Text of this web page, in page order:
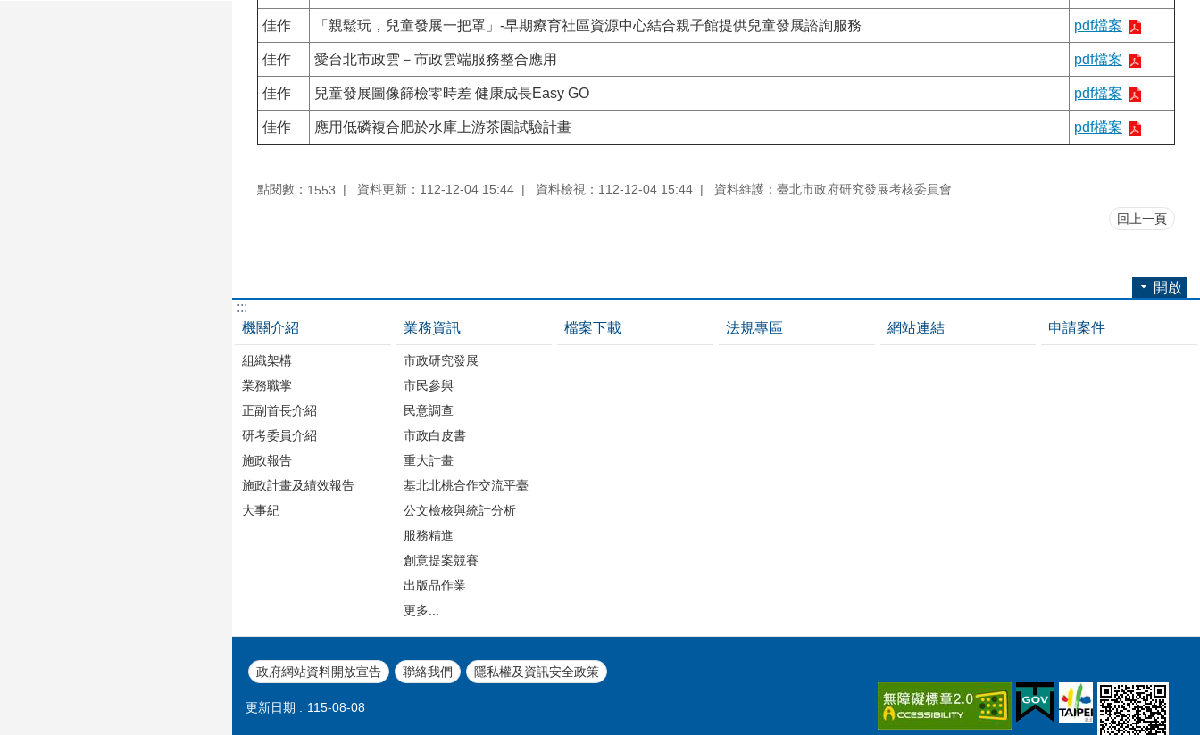
佳作 「親鬆玩，兒童發展一把罩」-早期療育社區資源中心結合親子館提供兒童發展諮詢服務 pdf檔案
佳作 愛台北市政雲－市政雲端服務整合應用 pdf檔案
佳作 兒童發展圖像篩檢零時差 健康成長Easy GO pdf檔案
佳作 應用低磷複合肥於水庫上游茶園試驗計畫 pdf檔案
點閱數： 1553 資料更新：112-12-04 15:44 資料檢視：112-12-04 15:44 資料維護：臺北市政府研究發展考核委員會
回上一頁
開啟
:::
機關介紹
組織架構
業務職掌
正副首長介紹
研考委員介紹
施政報告
施政計畫及績效報告
大事紀
業務資訊
市政研究發展
市民參與
民意調查
市政白皮書
重大計畫
基北北桃合作交流平臺
公文檢核與統計分析
服務精進
創意提案競賽
出版品作業
更多...
檔案下載 法規專區 網站連結 申請案件
政府網站資料開放宣告 聯絡我們 隱私權及資訊安全政策
更新日期 115-08-08